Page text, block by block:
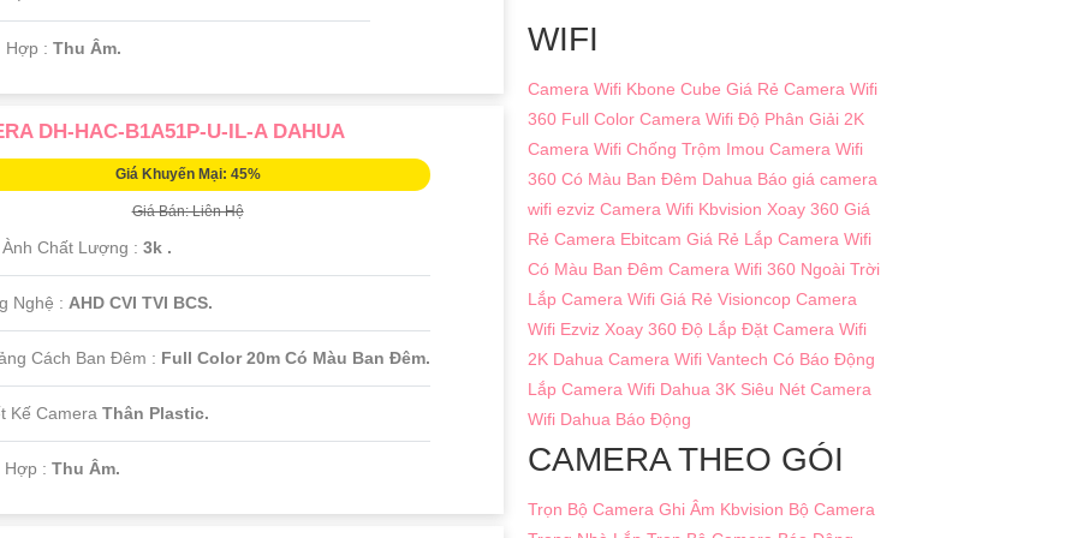
Hợp : Thu Âm.
DH-HAC-B1A51P-U-IL-A DAHUA
Giá Khuyến Mại: 45%
Giá Bán: Liên Hệ
Ành Chất Lượng : 3k .
Nghệ : AHD CVI TVI BCS.
Cách Ban Đêm : Full Color 20m Có Màu Ban Ðêm.
Kế Camera Thân Plastic.
: Thu Âm.
WIFI
Camera Wifi Kbone Cube Giá Rẻ Camera Wifi
360 Full Color Camera Wifi Độ Phân Giải 2K
Camera Wifi Chống Trộm Imou Camera Wifi
360 Có Màu Ban Đêm Dahua Báo giá camera
wifi ezviz Camera Wifi Kbvision Xoay 360 Giá
Rẻ Camera Ebitcam Giá Rẻ Lắp Camera Wifi
Có Màu Ban Đêm Camera Wifi 360 Ngoài Trời
Lắp Camera Wifi Giá Rẻ Visioncop Camera
Wifi Ezviz Xoay 360 Độ Lắp Đặt Camera Wifi
2K Dahua Camera Wifi Vantech Có Báo Động
Lắp Camera Wifi Dahua 3K Siêu Nét Camera
Wifi Dahua Báo Động
CAMERA THEO GÓI
Trọn Bộ Camera Ghi Âm Kbvision Bộ Camera